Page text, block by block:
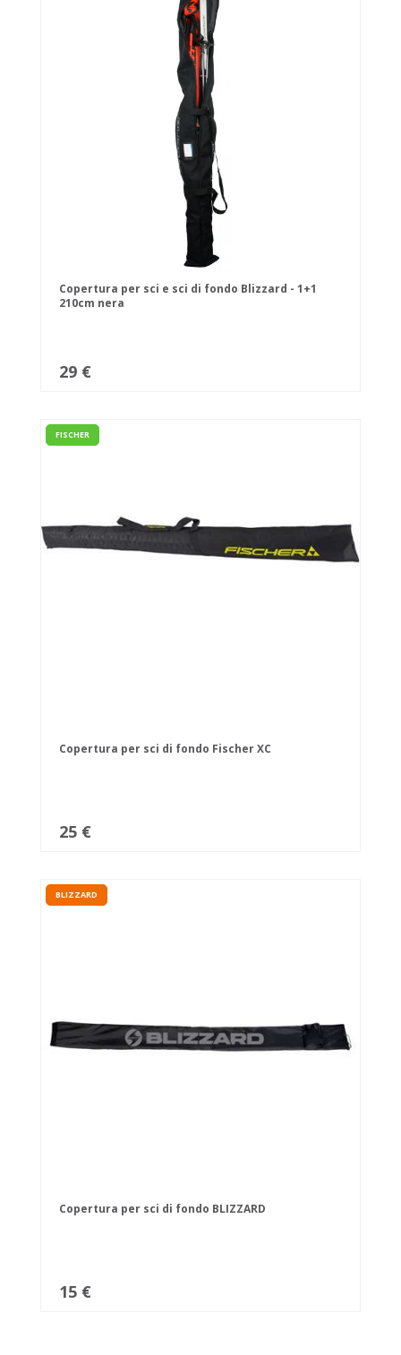
Copertura per sci e sci di fondo Blizzard - 1+1
210cm nera
29 €
FISCHER
Copertura per sci di fondo Fischer XC
25 €
BLIZZARD
Copertura per sci di fondo BLIZZARD
15 €